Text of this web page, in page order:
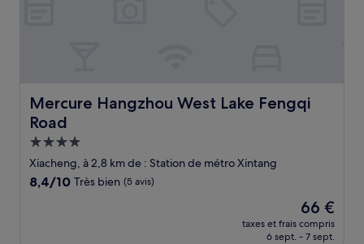
Mercure Hangzhou West Lake Fengqi
Road
Mercure Hangzhou West Lake Fengqi Road
Hébergement
4.0 étoiles
Xiacheng, à 2,8 km de : Station de métro Xintang
8.4
8,4/10 Très bien (5 avis)
Le
nouveau
prix
66 €
taxes et frais compris
6 sept. - 7 sept.